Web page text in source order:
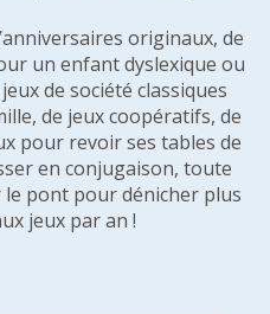
originaux, de
un enfant dyslexique ou
de société classiques
de jeux coopératifs, de
pour revoir ses tables de
en conjugaison, toute
le pont pour dénicher plus
jeux par an !